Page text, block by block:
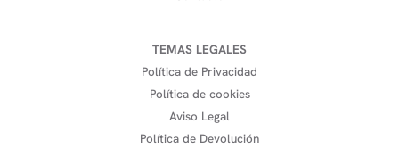
TEMAS LEGALES
Política de Privacidad
Política de cookies
Aviso Legal
Política de Devolución